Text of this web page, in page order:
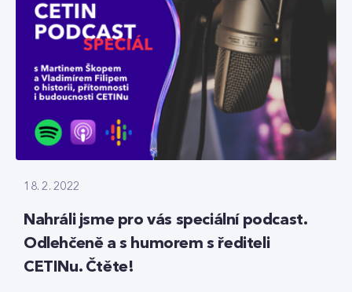
18. 2. 2022
Nahráli jsme pro vás speciální podcast.
Odlehčeně a s humorem s řediteli
CETINu. Čtěte!